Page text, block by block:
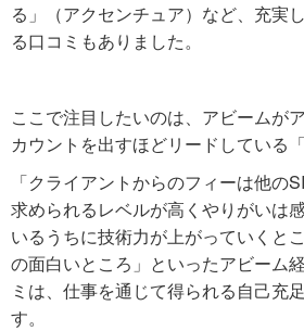
る」（アクセンチュア）など、充実
る口コミもありました。
ここで注目したいのは、アビームが
カウントを出すほどリードしている
「クライアントからのフィーは他の
求められるレベルが高くやりがいは
いるうちに技術力が上がっていくと
の面白いところ」といったアビーム
ミは、仕事を通じて得られる自己充
す。